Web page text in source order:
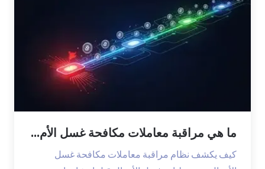
ما هي مراقبة معاملات مكافحة غسل الأم...
كيف يكشف نظام مراقبة معاملات مكافحة غسل